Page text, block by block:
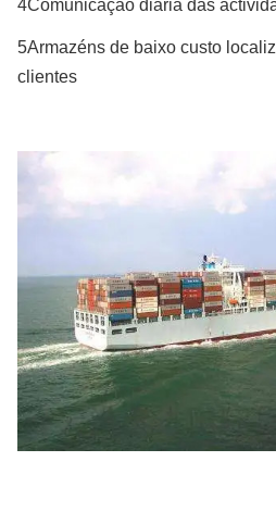
4Comunicação diária das
5Armazéns de baixo custo
clientes